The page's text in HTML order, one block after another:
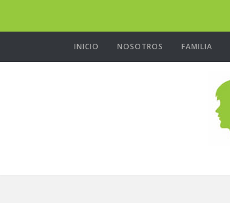
INICIO NOSOTROS FAMILIA